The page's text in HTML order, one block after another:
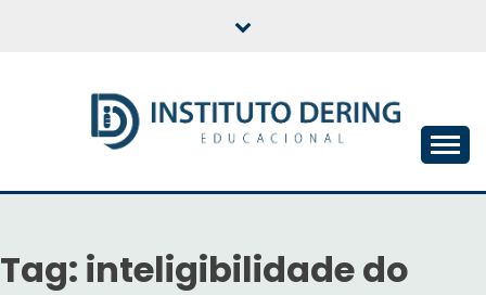
INSTITUTO DERING
EDUCACIONAL
Tag: inteligibilidade do